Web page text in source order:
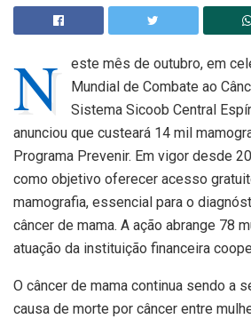
N
este mês de outubro, em
Mundial de Combate ao
Sistema Sicoob Central
anunciou que custeará 14 mil
Programa Prevenir. Em vigor desde
como objetivo oferecer acesso
mamografia, essencial para o
câncer de mama. A ação abrange 78
atuação da instituição financeira
O câncer de mama continua sendo a
causa de morte por câncer entre